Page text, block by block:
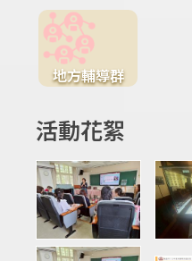
地方輔導群
活動花絮